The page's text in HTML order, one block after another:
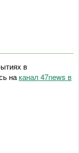
в
на канал 47news в